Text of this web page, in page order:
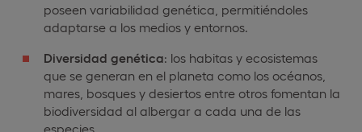
poseen variabilidad genética, permitiéndoles
adaptarse a los medios y entornos.
Diversidad genética: los habitas y ecosistemas
que se generan en el planeta como los océanos,
mares, bosques y desiertos entre otros fomentan la
biodiversidad al albergar a cada una de las
especies.